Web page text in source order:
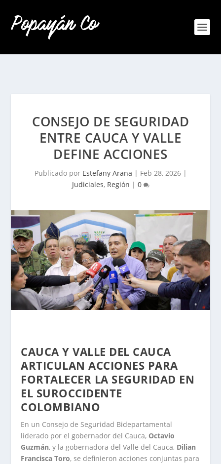
CONSEJO DE SEGURIDAD
ENTRE CAUCA Y VALLE
DEFINE ACCIONES
Publicado por Estefany Arana | Feb 28, 2026|
Judiciales, Región | 0
CAUCA Y VALLE DEL CAUCA
ARTICULAN ACCIONES PARA
FORTALECER LA SEGURIDAD EN
EL SUROCCIDENTE
COLOMBIANO
En un Consejo de Seguridad Bidepartamental
liderado por el gobernador del Cauca, Octavio
Guzmán, y la gobernadora del Valle del Cauca, Dilian
Francisca Toro, se definieron acciones conjuntas para